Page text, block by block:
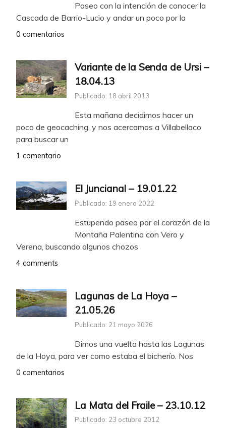
Paseo con la intención de conocer la
Cascada de Barrio-Lucio y andar un poco por la
0 comentarios
Variante de la Senda de Ursi –
18.04.13
Publicado: 18 abril 2013
Esta mañana decidimos hacer un
poco de geocaching, y nos acercamos a Villabellaco
para buscar un
1 comentario
El Juncianal – 19.01.22
Publicado: 19 enero 2022
Estupendo paseo por el corazón de la
Montaña Palentina con Vero y
Verena, buscando algunos chozos
4 comments
Lagunas de La Hoya –
21.05.26
Publicado: 21 mayo 2026
Dimos una vuelta hasta las Lagunas
de la Hoya, para ver como estaba el bicherío. Nos
0 comentarios
La Mata del Fraile – 23.10.12
Publicado: 23 octubre 2012